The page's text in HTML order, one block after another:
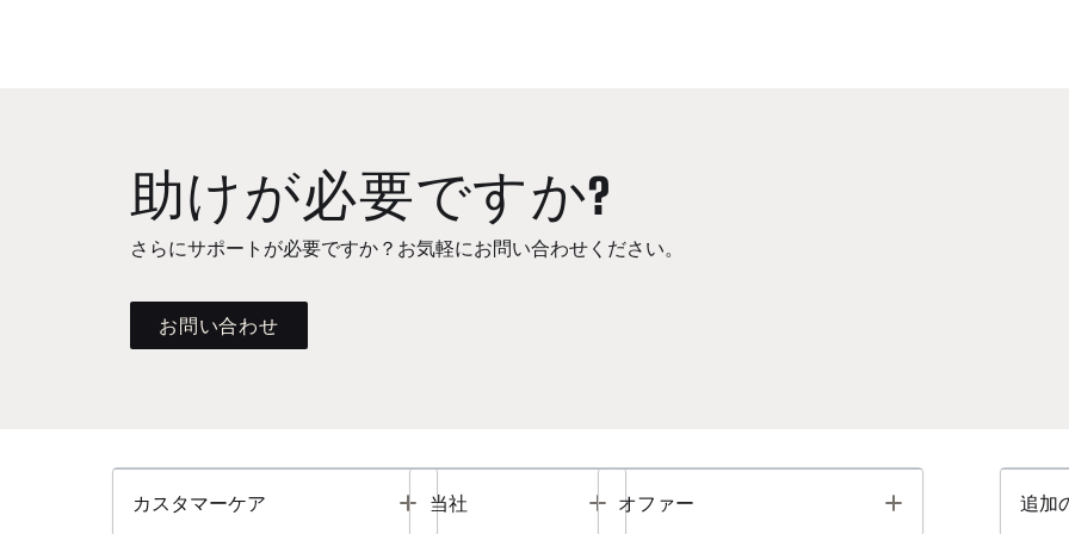
助けが必要ですか?
さらにサポートが必要ですか？お気軽にお問い合わせください。
お問い合わせ
カスタマーケア Toggle
当社 Toggle
オファー Toggle 追加